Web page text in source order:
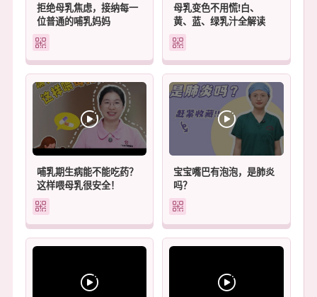
拒绝母乳焦虑，接纳每一
位普通的哺乳妈妈
母乳变色不用慌!白、
黄、蓝、绿乳汁全解读
哺乳期生病能不能吃药？
这样喂母乳很安全！
宝宝嘴巴有泡泡，是肺炎
吗？